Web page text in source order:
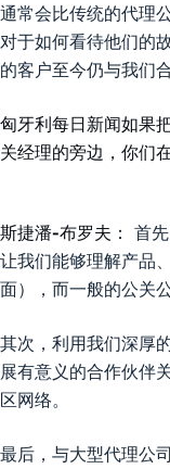
通常会比传统的代理
对于如何看待他们的
的客户至今仍与我们合
匈牙利每日新闻如果
关经理的旁边，你们
斯捷潘-布罗夫： 首
让我们能够理解产品
面），而一般的公关
其次，利用我们深厚
展有意义的合作伙伴
区网络。
最后，与大型代理公